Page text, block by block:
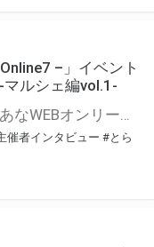
–」イベント
ルシェ編vol.1-
こんにちは、とらのあなWEBオンリー運営スタッフです。 新たにお届けする、イベント主催者インタビュー-マルシェ編-は、 とらのあなWEBオンリー「マルシェ」をご利用した主催様に 「マルシェ」を使って開催した感想や心がけをお聞きする企画です。 今回は、WEBオンリー開催7回目迎えた「マレシルプラン – Online7 –」より、 主催の玉川うた様にお話を伺いました。 ▼マレシルプランのインタビュー前回記事 「イベント主催者インタビュー vol.6」はこちら 協力：玉川うた様（マレシルプラン実行委員会 代表）／イベント公式Twitter（@mallesil_plan） とらのあなWEBオンリー「マルシェ」とは？ WEBオンリーでリアルタイムでコミュニケーションがとれるオンライン会場です。
催者インタビュー #とら